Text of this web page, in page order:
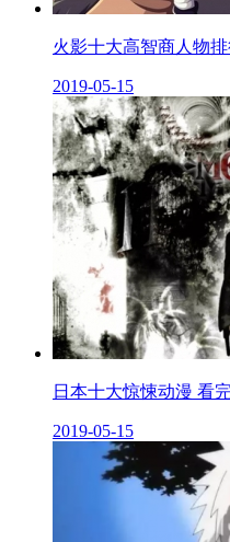
火影十大高智商人物
2019-05-15
日本十大惊悚动漫 看
2019-05-15